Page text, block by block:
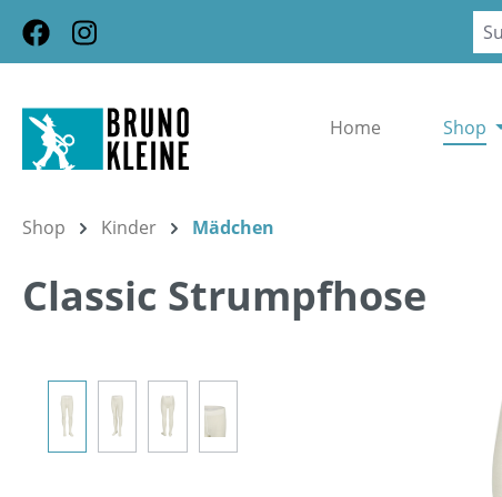
Hauptinhalt springen
Zur Suche springen
Zur Hauptnavigation springen
Home Shop
Shop Kinder Mädchen
Classic Strumpfhose
Bildergalerie überspringen